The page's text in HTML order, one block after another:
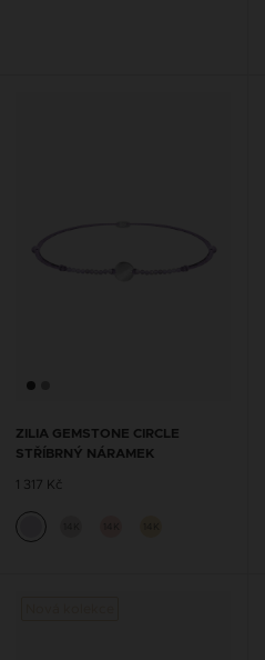
ZILIA GEMSTONE CIRCLE
STŘÍBRNÝ NÁRAMEK
1 317 Kč